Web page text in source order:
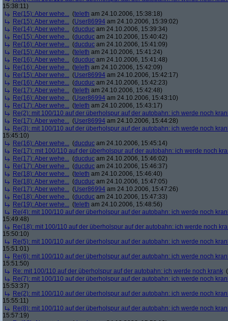
15:38:11)
Re(15): Aber wehe... (teleth am 24.10.2006, 15:38:18)
Re(15): Aber wehe... (User86994 am 24.10.2006, 15:39:02)
Re(14): Aber wehe... (ducduc am 24.10.2006, 15:39:34)
Re(15): Aber wehe... (ducduc am 24.10.2006, 15:40:42)
Re(16): Aber wehe... (ducduc am 24.10.2006, 15:41:09)
Re(15): Aber wehe... (teleth am 24.10.2006, 15:41:24)
Re(16): Aber wehe... (ducduc am 24.10.2006, 15:41:48)
Re(16): Aber wehe... (teleth am 24.10.2006, 15:42:09)
Re(15): Aber wehe... (User86994 am 24.10.2006, 15:42:17)
Re(16): Aber wehe... (ducduc am 24.10.2006, 15:42:23)
Re(17): Aber wehe... (teleth am 24.10.2006, 15:42:48)
Re(16): Aber wehe... (User86994 am 24.10.2006, 15:43:10)
Re(17): Aber wehe... (teleth am 24.10.2006, 15:43:17)
Re(2): mit 100/110 auf der überholspur auf der autobahn: ich werde noch
Re(17): Aber wehe... (User86994 am 24.10.2006, 15:44:28)
Re(3): mit 100/110 auf der überholspur auf der autobahn: ich werde noch
15:45:10)
Re(16): Aber wehe... (ducduc am 24.10.2006, 15:45:14)
Re(17): mit 100/110 auf der überholspur auf der autobahn: ich werde noch
Re(17): Aber wehe... (ducduc am 24.10.2006, 15:46:02)
Re(17): Aber wehe... (ducduc am 24.10.2006, 15:46:37)
Re(18): Aber wehe... (teleth am 24.10.2006, 15:46:40)
Re(18): Aber wehe... (ducduc am 24.10.2006, 15:47:05)
Re(17): Aber wehe... (User86994 am 24.10.2006, 15:47:26)
Re(18): Aber wehe... (ducduc am 24.10.2006, 15:47:33)
Re(19): Aber wehe... (teleth am 24.10.2006, 15:48:56)
Re(4): mit 100/110 auf der überholspur auf der autobahn: ich werde noch
15:49:48)
Re(18): mit 100/110 auf der überholspur auf der autobahn: ich werde noch
15:50:10)
Re(5): mit 100/110 auf der überholspur auf der autobahn: ich werde noch
15:51:01)
Re(6): mit 100/110 auf der überholspur auf der autobahn: ich werde noch
15:51:50)
Re: mit 100/110 auf der überholspur auf der autobahn: ich werde noch krank (
Re(7): mit 100/110 auf der überholspur auf der autobahn: ich werde noch
15:53:37)
Re(2): mit 100/110 auf der überholspur auf der autobahn: ich werde noch
15:55:11)
Re(8): mit 100/110 auf der überholspur auf der autobahn: ich werde noch
15:57:19)